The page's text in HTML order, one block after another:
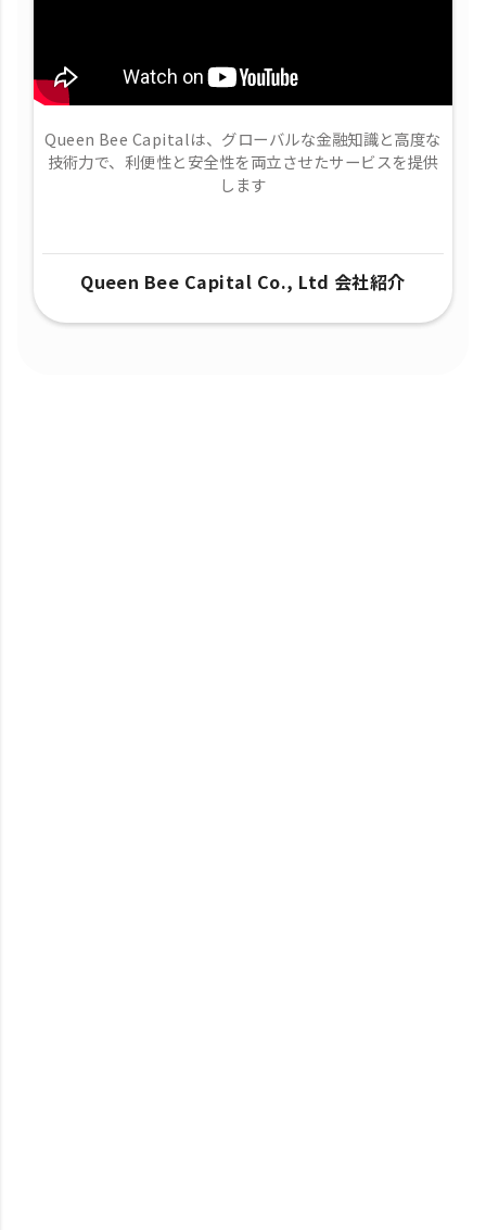
Queen Bee Capitalは、グローバルな金融知識と高度な
技術力で、​利便性と安全性を両立させたサービスを提供
します
Queen Bee Capital Co., Ltd 会社紹介